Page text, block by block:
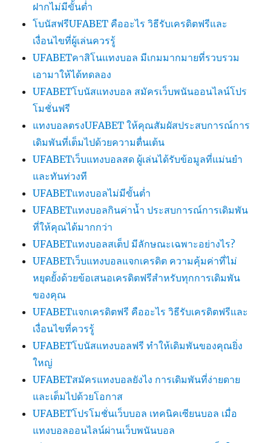
ฝากไม่มีขั้นต่ำ
โบนัสฟรีUFABET คืออะไร วิธีรับเครดิตฟรีและ
เงื่อนไขที่ผู้เล่นควรรู้
UFABETคาสิโนแทงบอล มีเกมมากมายที่รวบรวม
เอามาให้ได้ทดลอง
UFABETโบนัสแทงบอล สมัครเว็บพนันออนไลน์โปร
โมชั่นฟรี
แทงบอลตรงUFABET ให้คุณสัมผัสประสบการณ์การ
เดิมพันที่เต็มไปด้วยความตื่นเต้น
UFABETเว็บแทงบอลสด ผู้เล่นได้รับข้อมูลที่แม่นยำ
และทันท่วงที
UFABETแทงบอลไม่มีขั้นต่ำ
UFABETแทงบอลกินค่าน้ำ ประสบการณ์การเดิมพัน
ที่ให้คุณได้มากกว่า
UFABETแทงบอลสเต็ป มีลักษณะเฉพาะอย่างไร?
UFABETเว็บแทงบอลแจกเครดิต ความคุ้มค่าที่ไม่
หยุดยั้งด้วยข้อเสนอเครดิตฟรีสำหรับทุกการเดิมพัน
ของคุณ
UFABETแจกเครดิตฟรี คืออะไร วิธีรับเครดิตฟรีและ
เงื่อนไขที่ควรรู้
UFABETโบนัสแทงบอลฟรี ทำให้เดิมพันของคุณยิ่ง
ใหญ่
UFABETสมัครแทงบอลยังไง การเดิมพันที่ง่ายดาย
และเต็มไปด้วยโอกาส
UFABETโปรโมชั่นเว็บบอล เทคนิคเซียนบอล เมื่อ
แทงบอลออนไลน์ผ่านเว็บพนันบอล